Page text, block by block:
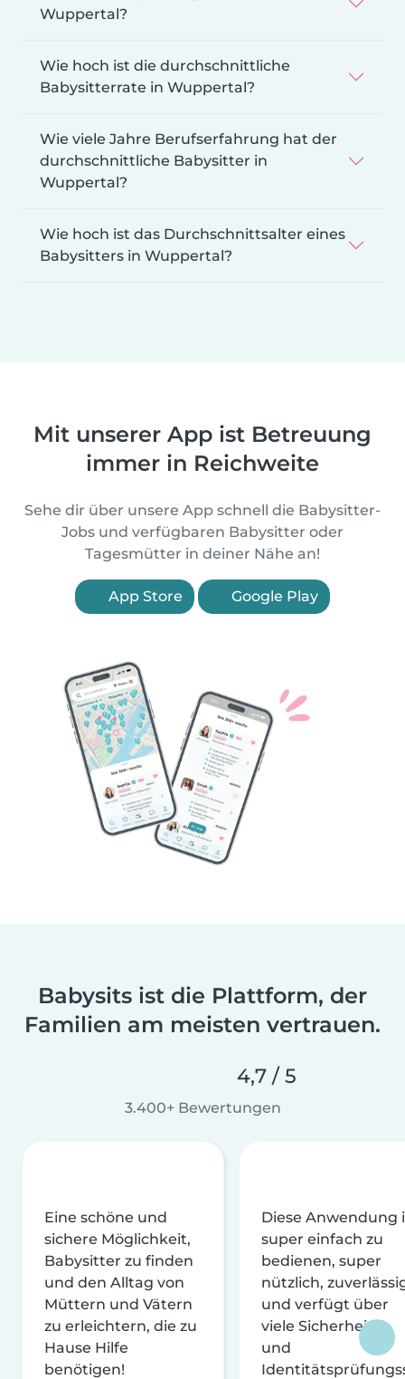
Wuppertal?
Wie hoch ist die durchschnittliche
Babysitterrate in Wuppertal?
Wie viele Jahre Berufserfahrung hat der
durchschnittliche Babysitter in
Wuppertal?
Wie hoch ist das Durchschnittsalter eines
Babysitters in Wuppertal?
Mit unserer App ist Betreuung
immer in Reichweite
Sehe dir über unsere App schnell die Babysitter-
Jobs und verfügbaren Babysitter oder
Tagesmütter in deiner Nähe an!
App Store Google Play
Babysits ist die Plattform, der
Familien am meisten vertrauen.
4,7 / 5
3.400+ Bewertungen
Eine schöne und
sichere Möglichkeit,
Babysitter zu finden
und den Alltag von
Müttern und Vätern
zu erleichtern, die zu
Hause Hilfe
benötigen!
Diese Anwendung
super einfach zu
bedienen, super
nützlich,
und verfügt über
viele Sicherheits-
und